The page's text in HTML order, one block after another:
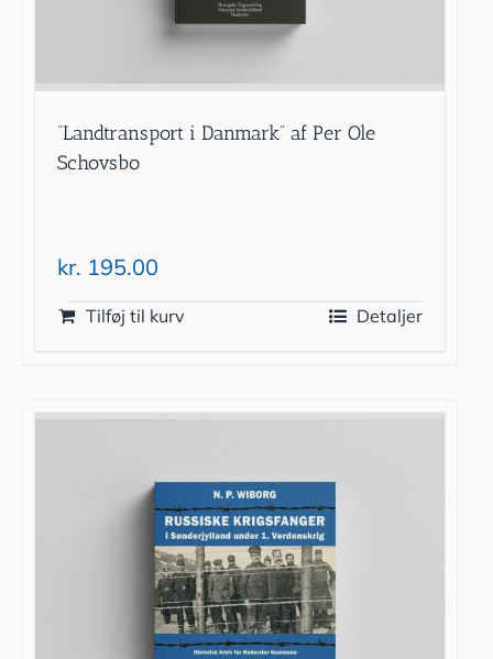
“Landtransport i Danmark” af Per Ole
Schovsbo
kr. 195.00
Tilføj til kurv Detaljer